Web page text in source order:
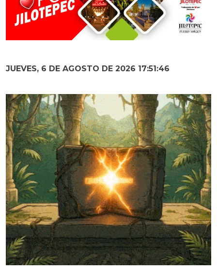
JUEVES, 6 DE AGOSTO DE 2026 17:51:47